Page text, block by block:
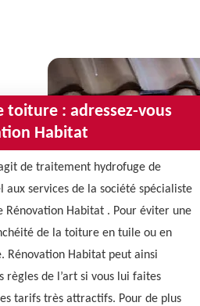
toiture : adressez-vous
Habitat
de traitement hydrofuge de
services de la société spécialiste
Habitat . Pour éviter une
de la toiture en tuile ou en
Rénovation Habitat peut ainsi
règles de l’art si vous lui faites
tarifs très attractifs. Pour de plus